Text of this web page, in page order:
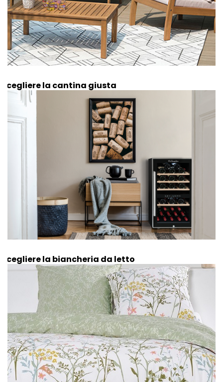
Scegliere la cantina giusta
Scegliere la biancheria da letto